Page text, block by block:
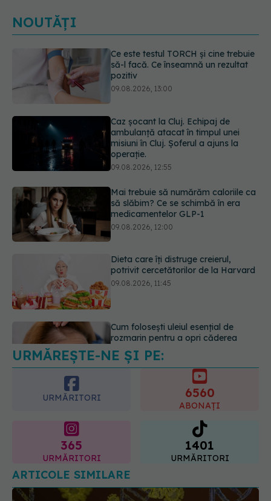
NOUTĂȚI
Caz șocant la Cluj. Echipaj de
ambulanță atacat în timpul unei
misiuni în Cluj. Șoferul a ajuns la
Mai trebuie să numărăm caloriile ca
să slăbim? Ce se schimbă în era
medicamentelor GLP-1
09.08.2026, 12:00
Dieta care îți distruge creierul,
potrivit cercetătorilor de la Harvard
09.08.2026, 11:45
Cum folosești uleiul esențial de
rozmarin pentru a opri căderea
Ce este testul TORCH și cine trebuie
să-l facă. Ce înseamnă un rezultat
pozitiv
URMĂREȘTE-NE ȘI PE:
URMĂRITORI 6560
ABONAȚI
365
URMĂRITORI
1401
URMĂRITORI
ARTICOLE SIMILARE